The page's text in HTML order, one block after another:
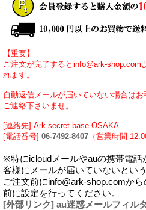
【重要】
ご注文が完了するとinfo@ark-shop.com
れます。
自動返信メールが届いていない場合は
ご連絡下さいませ。
[連絡先] Ark secret base OSAKA
[電話番号] 06-7492-8407 （営業時間
※特にicloudメールやauの携帯電話
客様にメールが届いていないとい
ご注文前にinfo@ark-shop.comか
前に設定を行ってください。
[外部リンク] au迷惑メールフィル